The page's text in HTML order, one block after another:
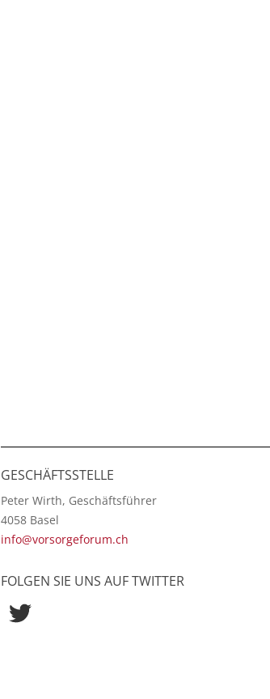
GESCHÄFTSSTELLE
Peter Wirth, Geschäftsführer
4058 Basel
info@vorsorgeforum.ch
FOLGEN SIE UNS AUF TWITTER